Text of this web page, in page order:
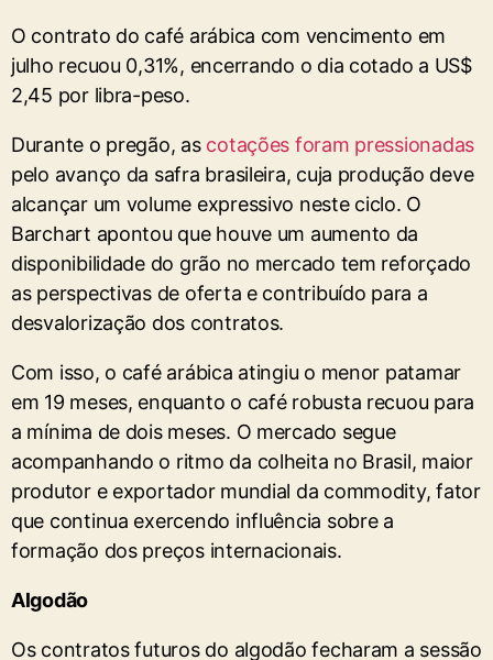
O contrato do café arábica com vencimento em
julho recuou 0,31%, encerrando o dia cotado a US$
2,45 por libra-peso.
Durante o pregão, as cotações foram pressionadas
pelo avanço da safra brasileira, cuja produção deve
alcançar um volume expressivo neste ciclo. O
Barchart apontou que houve um aumento da
disponibilidade do grão no mercado tem reforçado
as perspectivas de oferta e contribuído para a
desvalorização dos contratos.
Com isso, o café arábica atingiu o menor patamar
em 19 meses, enquanto o café robusta recuou para
a mínima de dois meses. O mercado segue
acompanhando o ritmo da colheita no Brasil, maior
produtor e exportador mundial da commodity, fator
que continua exercendo influência sobre a
formação dos preços internacionais.
Algodão
Os contratos futuros do algodão fecharam a sessão